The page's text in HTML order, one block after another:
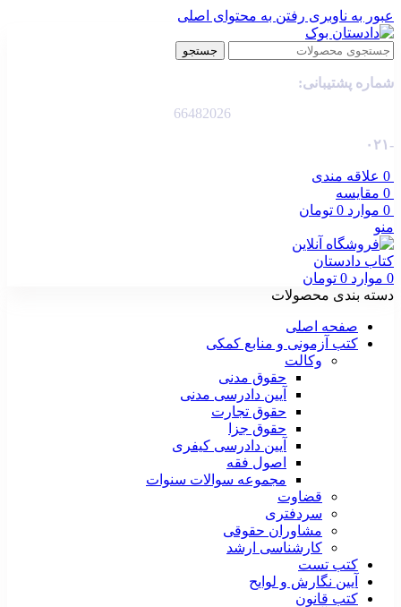
عبور به ناوبری رفتن به محتوای اصلی
جستجو
شماره پشتیبانی:
66482026
-۰۲۱
0 علاقه مندی
0 مقایسه
0 موارد 0 تومان
منو
0 موارد 0 تومان
دسته بندی محصولات
صفحه اصلی
کتب آزمونی و منابع کمکی
وکالت
حقوق مدنی
آیین دادرسی مدنی
حقوق تجارت
حقوق جزا
آیین دادرسی کیفری
اصول فقه
مجموعه سوالات سنوات
قضاوت
سردفتری
مشاوران حقوقی
کارشناسی ارشد
کتب تست
آیین نگارش و لوایح
کتب قانون